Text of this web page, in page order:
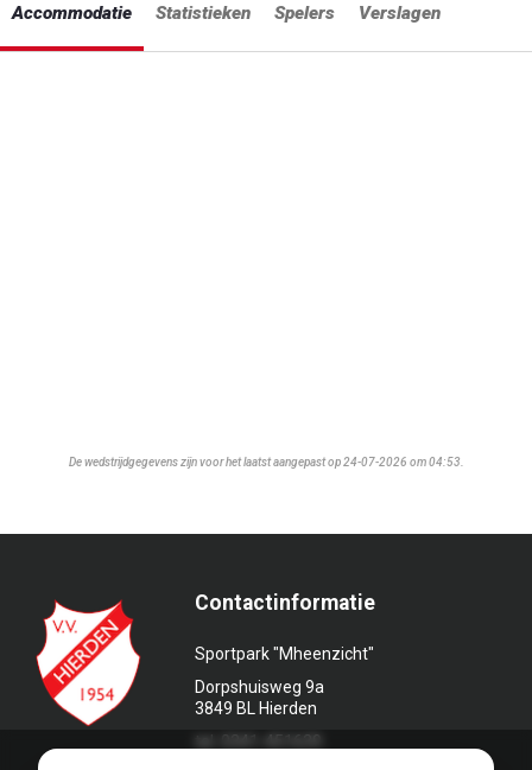
Accommodatie Statistieken Spelers Verslagen
De wedstrijdgegevens zijn voor het laatst aangepast op 24-07-2026 om 04:53.
Contactinformatie
Sportpark "Mheenzicht"
Dorpshuisweg 9a
3849 BL Hierden